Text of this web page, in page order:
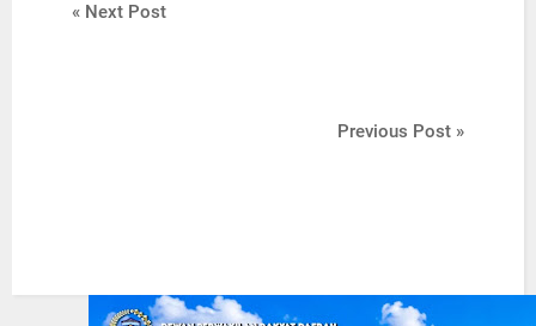
« Next Post
Previous Post »